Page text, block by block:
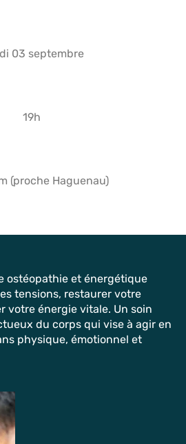
03 septembre
19h
(proche Haguenau)
ostéopathie et énergétique
tensions, restaurer votre
votre énergie vitale. Un soin
du corps qui vise à agir en
physique, émotionnel et